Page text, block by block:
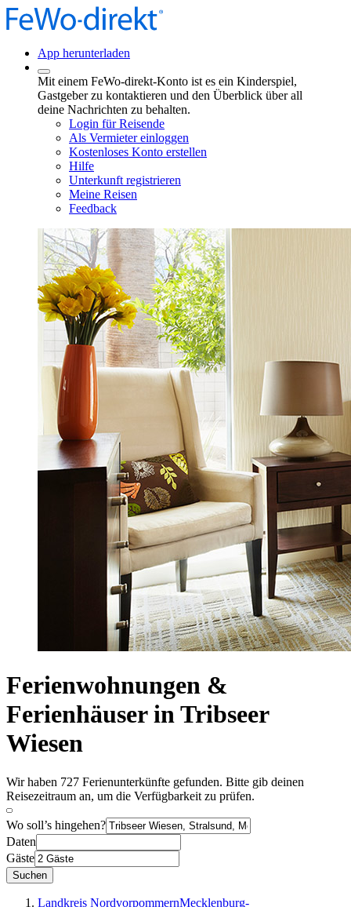
App herunterladen
Mit einem FeWo-direkt-Konto ist es ein Kinderspiel,
Gastgeber zu kontaktieren und den Überblick über all
deine Nachrichten zu behalten.
Login für Reisende
Als Vermieter einloggen
Kostenloses Konto erstellen
Hilfe
Unterkunft registrieren
Meine Reisen
Feedback
Ferienwohnungen &
Ferienhäuser in Tribseer
Wiesen
Wir haben 727 Ferienunterkünfte gefunden. Bitte gib deinen
Reisezeitraum an, um die Verfügbarkeit zu prüfen.
Wo soll’s hingehen?
Daten
Gäste
Suchen
Landkreis NordvorpommernMecklenburg-